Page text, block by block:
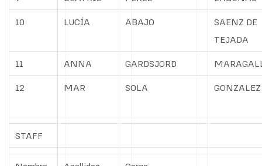
10 LUCÍA ABAJO
SAENZ DE
TEJADA
11 ANNA GARDSJORD
12 MAR SOLA GONZALEZ
STAFF